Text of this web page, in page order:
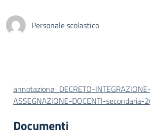
Personale scolastico
annotazione_DECRETO-INTEGRAZIONE-
ASSEGNAZIONE-DOCENTI-
Documenti